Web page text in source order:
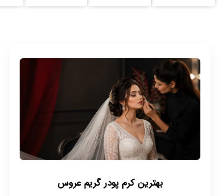
بهترین کرم پودر گریم عروس